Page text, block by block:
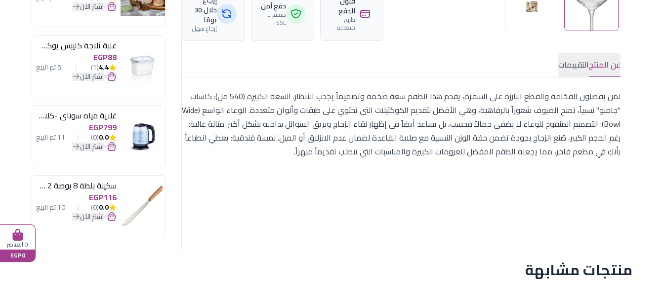
الدفع
طرق
متعددة
دفع آمن
مشفّر بـ
SSL
خلال 30
يومًا
إرجاع سهل
عن المنتجالتقييمات
لمن يفضلون الفخامة والقطع البارزة على السفرة، يقدم هذا الطقم سعة ضخمة وتصميماً يجذب الأنظار. السعة الكبيرة (540 مل): كاسات
"جامبو" نسبياً، تمنح الضيوف شعوراً بالرفاهية، وهي الأفضل لتقديم الكوكتيلات التي تحتوي على طبقات وألوان متعددة. الوعاء الواسع (Wide
Bowl): التصميم المنفوخ للوعاء لا يضفي جمالاً فحسب، بل يساعد أيضاً في إظهار نقاء الزجاج وبريق السوائل بداخله بشكل أكبر. متانة عالية:
رغم الحجم الكبير، صُنع الزجاج بجودة تضمن خفة الوزن النسبية مع صلابة القاعدة لضمان عدم الانزلاق أو الميل. لمسة فندقية: يعطي انطباعاً
بأنكِ في مطعم فاخر، مما يجعله الطقم المفضل للعزومات الكبيرة والمناسبات التي تتطلب تقديماً مبهراً.
اشترِ الآن
علبة ثلاجة كليبس يوكسان
EGP88
4.4
(1) 5 تم البيع
اشترِ الآن
غلاية مياه سوناي -كلاسيك 2200 وات، 1.7 لتر زجاج اضائة ليد - MAR-3752
EGP799
0.0
(0) 11 تم البيع
اشترِ الآن
سكينة بلطة 8 بوصة 2 مسمار
EGP116
0.0
(0) 10 تم البيع
اشترِ الآن
منتجات مشابهة
0 العناصر
EGP0